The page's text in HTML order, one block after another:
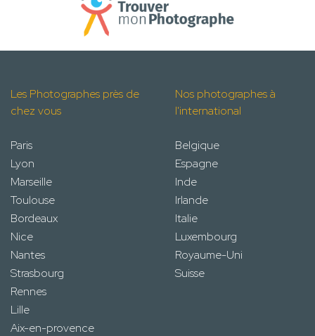
Les Photographes près de
chez vous
Paris
Lyon
Marseille
Toulouse
Bordeaux
Nice
Nantes
Strasbourg
Rennes
Lille
Aix-en-provence
Nos photographes à
l'international
Belgique
Espagne
Inde
Irlande
Italie
Luxembourg
Royaume-Uni
Suisse